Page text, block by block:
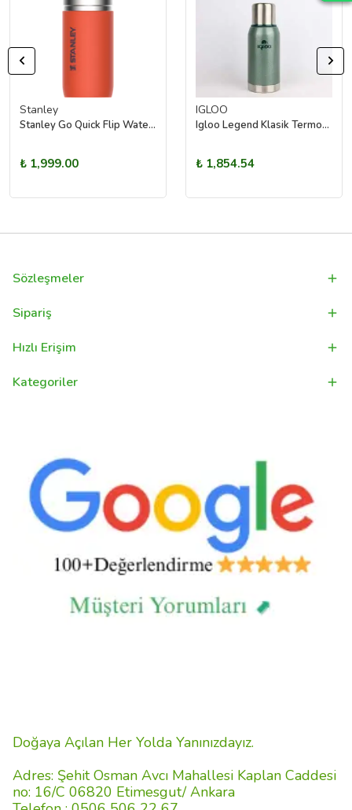
Stanley
Stanley Go Quick Flip Water Bottle | 0.47L (Turuncu)
₺ 1,999.00
IGLOO
Igloo Legend Klasik Termos 750ml
₺ 1,854.54
Sözleşmeler
Sipariş
Hızlı Erişim
Kategoriler
Doğaya Açılan Her Yolda Yanınızdayız.
Adres: Şehit Osman Avcı Mahallesi Kaplan Caddesi
no: 16/C 06820 Etimesgut/ Ankara